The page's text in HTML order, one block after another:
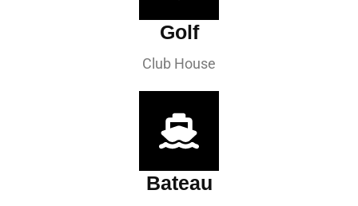
Golf
Club House
Bateau